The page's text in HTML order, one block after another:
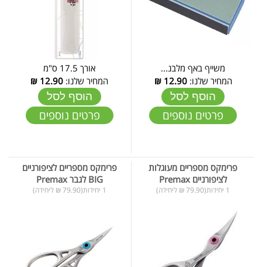
משייף באף מלבנ...
המחיר שלנו:12.90
₪
הוסף לסל
פרטים נוספים
אורך 17.5 ס"מ
המחיר שלנו: 12.90
₪
הוסף לסל
פרטים נוספים
פרימקס מספריים מעוגלות
‎לציפורניים Premax
1 יחידות(79.90 ₪ ליחידה)
פרימקס מספריים לציפורניים
BIG לגבר Premax
1 יחידות(79.90 ₪ ליחידה)